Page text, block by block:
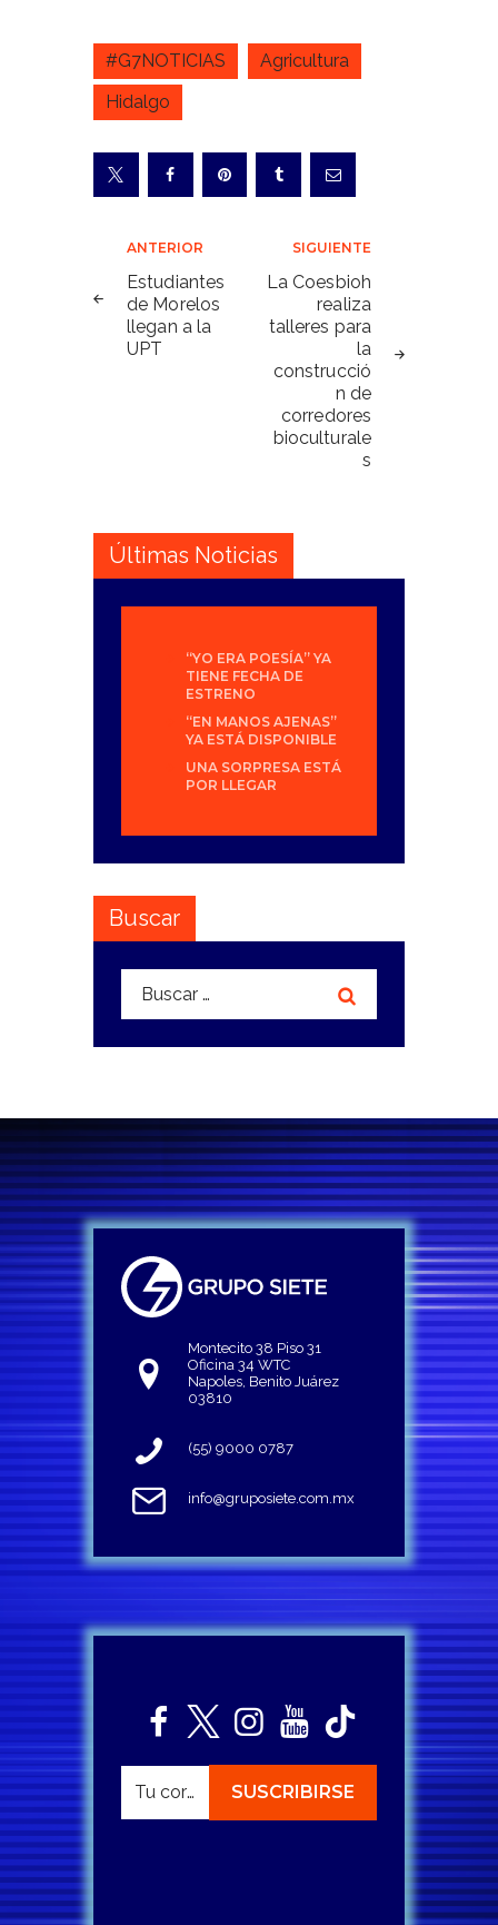
#G7NOTICIAS
Agricultura
Hidalgo
Navegación
de
entradas
ANTERIOR
Estudiantes
de Morelos
llegan a la
UPT
SIGUIENTE
La Coesbioh
realiza
talleres para
la
construcció
n de
corredores
bioculturale
s
Últimas Noticias
“YO ERA POESÍA” YA
TIENE FECHA DE
ESTRENO
“EN MANOS AJENAS”
YA ESTÁ DISPONIBLE
UNA SORPRESA ESTÁ
POR LLEGAR
Buscar
Buscar:
Montecito 38 Piso 31
Oficina 34 WTC
Napoles, Benito Juárez
03810
(55) 9000 0787
info@gruposiete.com.mx